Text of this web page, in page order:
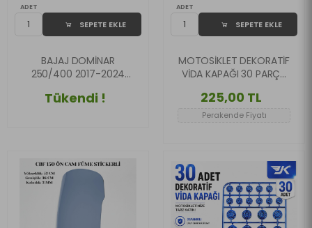
ADET
SEPETE EKLE
BAJAJ DOMİNAR
250/400 2017-2024
Tükendi !
ADET
SEPETE EKLE
MOTOSİKLET DEKORATİF
VİDA KAPAĞI 30 PARÇA
SÜS KAPAĞI GÜMÜŞ
225,00 TL
Perakende Fiyatı